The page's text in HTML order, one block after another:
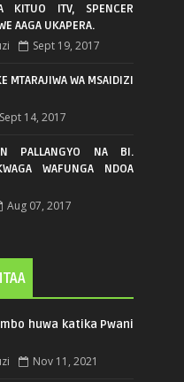
KITUO ITV, SPENCER
AAGA UKAPERA.
Sept 19, 2017
MTARAJIWA WA MSAIDIZI
Sept 14, 2017
PALLANGYO NA BI.
WAFUNGA NDOA
Aug 07, 2017
huwa katika Pwani
Nov 11, 2021